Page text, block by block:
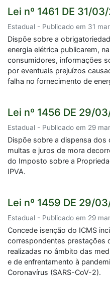
Lei nº 1461 DE 31/
Estadual - Publicado em 31
Dispõe sobre a
energia elétrica publicarem,
consumidores, informações
por eventuais prejuízos
falha no fornecimento de
Lei nº 1456 DE 29/
Estadual - Publicado em 29
Dispõe sobre a dispensa
multas e juros de mora
do Imposto sobre a
IPVA.
Lei nº 1459 DE 29/
Estadual - Publicado em 29
Concede isenção do ICMS
correspondentes prestações
realizadas no âmbito das
e de enfrentamento à
Coronavírus (SARS-CoV-2).